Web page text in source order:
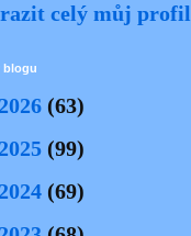
celý můj profil
blogu
2026 (63)
2025 (99)
2024 (69)